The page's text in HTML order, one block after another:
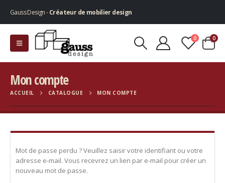
Gauss Design -Créateur de mobilier design
0 0
Mon compte
ACCUEIL CATALOGUE MON COMPTE
Mot de passe perdu ? Veuillez saisir votre identifiant ou votre
adresse e-mail. Vous recevrez un lien par e-mail pour créer un
nouveau mot de passe.